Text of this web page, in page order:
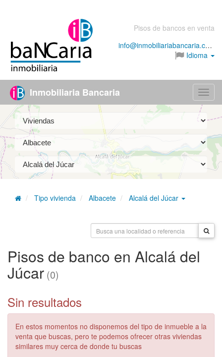
Pisos de bancos en venta
info@inmobiliariabancaria.com
Idioma
Menú
Inmobiliaria Bancaria
Tipo vivienda Albacete Alcalá del Júcar
Pisos de banco en Alcalá del
Júcar (0)
Sin resultados
En estos momentos no disponemos del tipo de inmueble a la
venta que buscas, pero te podemos ofrecer otras viviendas
similares muy cerca de donde tu buscas